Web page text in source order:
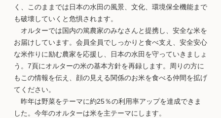
く、このままでは日本の水田の風景、文化、環境保全機能まで
も破壊していくと危惧されます。
オルターでは国内の篤農家のみなさんと提携し、安全な米を
お届けしています。会員全員でしっかりと食べ支え、安全安心
な米作りに励む農家を応援し、日本の水田を守っていきましょ
う。7頁にオルターの米の基本方針を再録します。周りの方に
もこの情報を伝え、顔の見える関係のお米を食べる仲間を拡げ
てください。
昨年は野菜をテーマに約25％の利用率アップを達成できま
した。今年のオルターは米を主テーマにします。